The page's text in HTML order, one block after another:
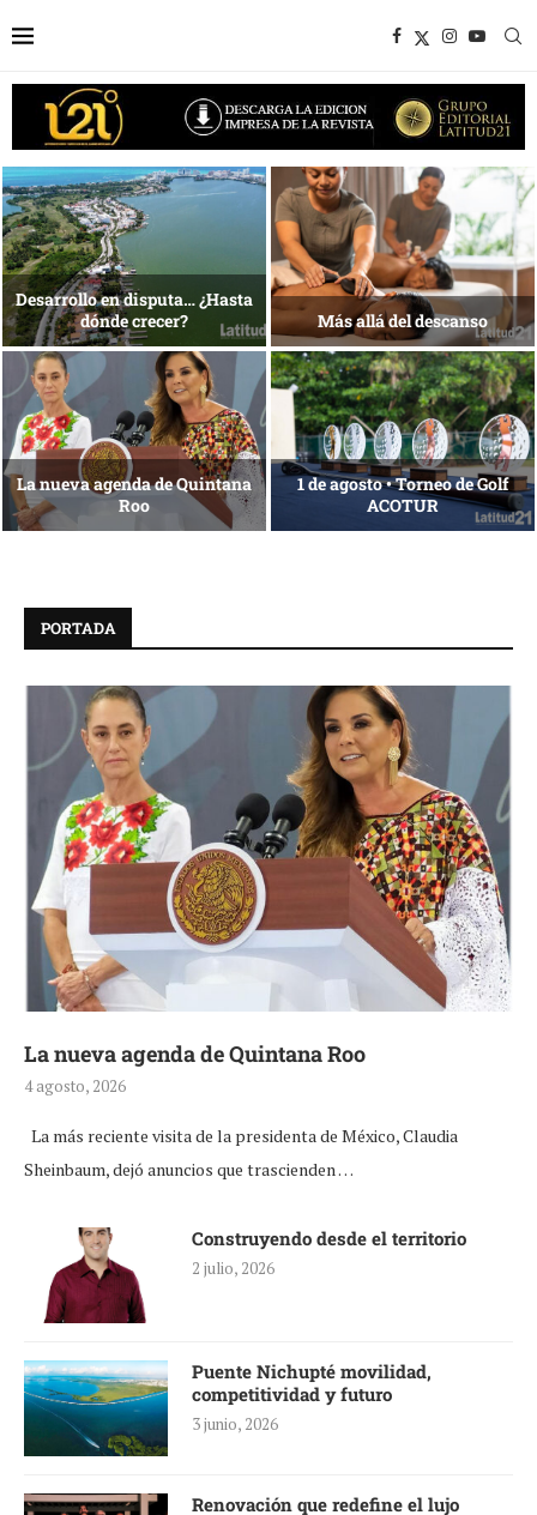
1 al 28 de agosto •
Fundación Isleña
Energía que Impulsa la
competitividad
Reconocimiento de viajeros La esencia del servicio
PORTADA
La nueva agenda de Quintana Roo
4 agosto, 2026
La más reciente visita de la presidenta de México, Claudia
Sheinbaum, dejó anuncios que trascienden …
Construyendo desde el territorio
2 julio, 2026
Puente Nichupté movilidad,
competitividad y futuro
3 junio, 2026
Renovación que redefine el lujo